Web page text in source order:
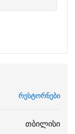
რესტორნები
თბილისი